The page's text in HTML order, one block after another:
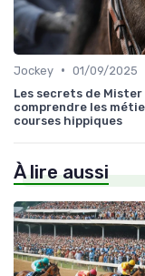
Jockey • 01/09/2025
Les secrets de Mister
comprendre les
courses hippiques
À lire aussi